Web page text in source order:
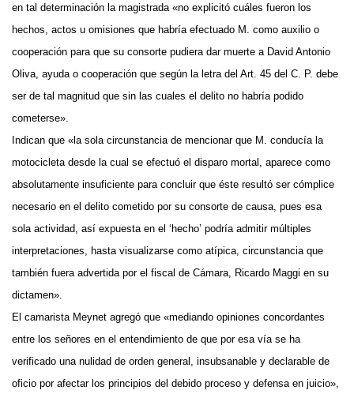
en tal determinación la magistrada «no explicitó cuáles fueron los
hechos, actos u omisiones que habría efectuado M. como auxilio o
cooperación para que su consorte pudiera dar muerte a David Antonio
Oliva, ayuda o cooperación que según la letra del Art. 45 del C. P. debe
ser de tal magnitud que sin las cuales el delito no habría podido
cometerse».
Indican que «la sola circunstancia de mencionar que M. conducía la
motocicleta desde la cual se efectuó el disparo mortal, aparece como
absolutamente insuficiente para concluir que éste resultó ser cómplice
necesario en el delito cometido por su consorte de causa, pues esa
sola actividad, así expuesta en el ‘hecho’ podría admitir múltiples
interpretaciones, hasta visualizarse como atípica, circunstancia que
también fuera advertida por el fiscal de Cámara, Ricardo Maggi en su
dictamen».
El camarista Meynet agregó que «mediando opiniones concordantes
entre los señores en el entendimiento de que por esa vía se ha
verificado una nulidad de orden general, insubsanable y declarable de
oficio por afectar los principios del debido proceso y defensa en juicio»,